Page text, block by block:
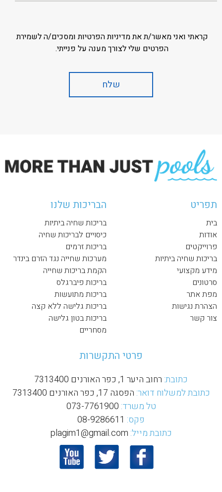
קראתי ואני מאשר/ת את מדיניות הפרטיות ומסכים/ה לשמירת
הפרטים שלי לצורך מענה על פנייתי.
תפריט
בית
אודות
פרוייקטים
בריכות שחיה ביתיות
מידע מקצועי
סרטונים
מפת אתר
הצהרת נגישות
צור קשר
הבריכות שלנו
בריכות שחיה ביתיות
כיסויים לבריכות שחיה
בריכות זרמים
מערכות שחייה נגד הזרם בינדר
הקמת בריכות שחייה
בריכות פיברגלס
בריכות מתועשות
בריכות גלישה ללא קצה
בריכות בטון גלישה
מסחריים
פרטי התקשרות
כתובת: רחוב היער 1, כפר האורנים 7313400
כתובת למשלוח דואר: הפסגה 17, כפר האורנים 7313400
טל משרד: 073-7761900
פקס:
כתובת מייל: plagim1@gmail.com